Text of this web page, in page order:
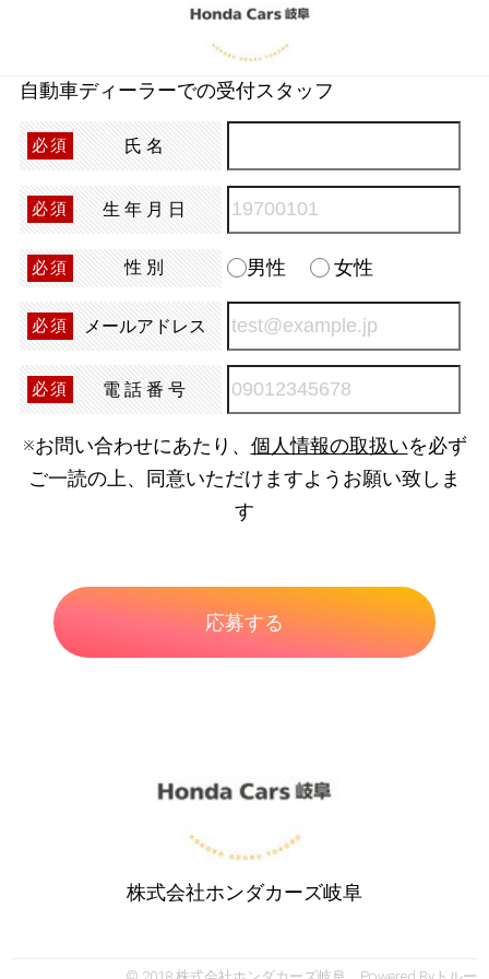
自動車ディーラーでの受付スタッフ
必須 氏名
必須 生年月日
必須 性別 男性 女性
必須 メールアドレス
必須 電話番号
※お問い合わせにあたり、 個人情報の取扱いを必ず
ご一読の上、同意いただけますようお願い致しま
す
株式会社ホンダカーズ岐阜
© 2018 株式会社ホンダカーズ岐阜 Powered Byトルー